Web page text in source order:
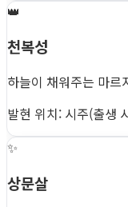
👑
천복성
하늘이 채워주는 마르
발현 위치: 시주(출생
✨
상문살